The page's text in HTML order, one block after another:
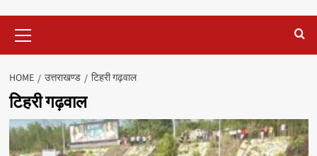
HOME उत्तराखण्ड टिहरी गढ़वाल
टिहरी गढ़वाल